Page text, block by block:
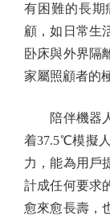
有困難的長期
顧，如日常生
卧床與外界隔
家屬照顧者的
陪伴機器人
着37.5℃模擬
力，能為用戶
計成任何要求
愈來愈長壽，